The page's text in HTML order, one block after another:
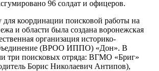
96 солдат и офицеров.
для координации поисковой работы на
и области была создана воронежская
организация историко-
(ВРОО ИППО) «Дон». В
три поисковых отряда: ВГМО «Бриг»
Борис Николаевич Антипов),